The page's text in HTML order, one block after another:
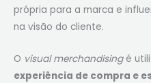
própria para a marca e
na visão do cliente.
O visual merchandisingé
experiência de compra e